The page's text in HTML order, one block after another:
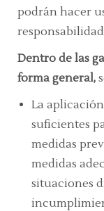
podrán hacer
Dentro de las
forma general,
La
suficientes
medidas
medidas
situaciones